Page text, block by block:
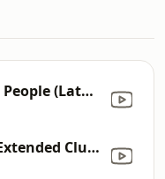
More Than Ever People (Late Night Mix) [feat. Cathy Battistessa]
Movin (Special Extended Club Remix)